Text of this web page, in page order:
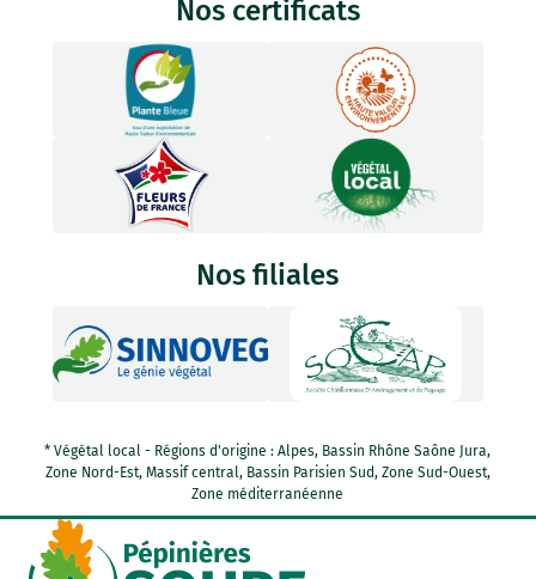
Nos certificats
Nos filiales
* Végétal local - Régions d'origine : Alpes, Bassin Rhône Saône Jura,
Zone Nord-Est, Massif central, Bassin Parisien Sud, Zone Sud-Ouest,
Zone méditerranéenne